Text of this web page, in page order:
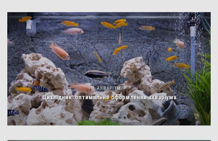
АКВАРІУМ
Цихлідник: оптимальне оформлення акваріума